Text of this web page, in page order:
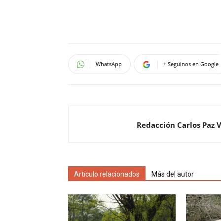
WhatsApp + Seguinos en Google
Redacción Carlos Paz
Artículo relacionados Más del autor